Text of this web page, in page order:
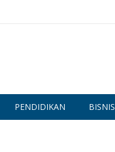
PENDIDIKAN BISNIS